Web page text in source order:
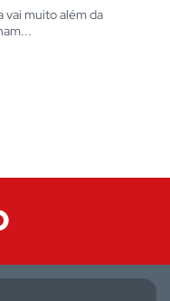
vai muito além da